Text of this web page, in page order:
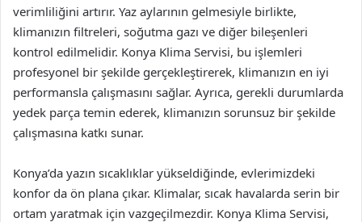
verimliliğini artırır. Yaz aylarının gelmesiyle birlikte,
klimanızın filtreleri, soğutma gazı ve diğer bileşenleri
kontrol edilmelidir. Konya Klima Servisi, bu işlemleri
profesyonel bir şekilde gerçekleştirerek, klimanızın en iyi
performansla çalışmasını sağlar. Ayrıca, gerekli durumlarda
yedek parça temin ederek, klimanızın sorunsuz bir şekilde
çalışmasına katkı sunar.
Konya’da yazın sıcaklıklar yükseldiğinde, evlerimizdeki
konfor da ön plana çıkar. Klimalar, sıcak havalarda serin bir
ortam yaratmak için vazgeçilmezdir. Konya Klima Servisi,